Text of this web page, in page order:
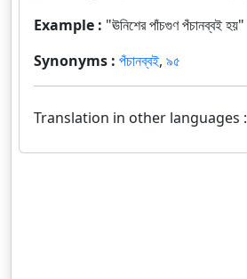
Example : "ঊনিশের পাঁচগুণ পঁচানব্বই হয়"
Synonyms : পঁচানব্বই, ৯৫
Translation in other languages :